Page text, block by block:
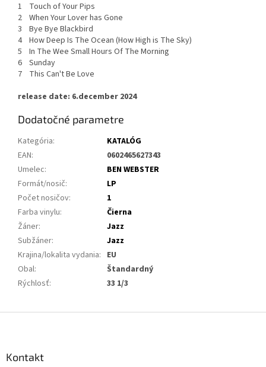
1 Touch of Your Pips
2 When Your Lover has Gone
3 Bye Bye Blackbird
4 How Deep Is The Ocean (How High is The Sky)
5 In The Wee Small Hours Of The Morning
6 Sunday
7 This Can't Be Love
release date: 6.december 2024
Dodatočné parametre
Kategória:
KATALÓG
EAN:
0602465627343
Umelec:
BEN WEBSTER
Formát/nosič:
LP
Počet nosičov:
1
Farba vinylu:
Čierna
Žáner:
Jazz
Subžáner:
Jazz
Krajina/lokalita vydania: EU
Obal:
Štandardný
Rýchlosť: 33 1/3
Kontakt